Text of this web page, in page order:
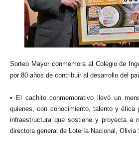
Sorteo Mayor conmemora al Colegio de
por 80 años de contribuir al desarrollo del
• El cachito conmemorativo llevó un
quienes, con conocimiento, talento y ética
infraestructura que sostiene y proyecta a
directora general de Lotería Nacional, Olivia